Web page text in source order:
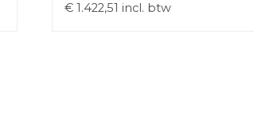
€ 1.422,51 incl. btw